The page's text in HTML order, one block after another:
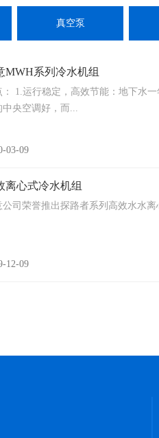
真空泵
MWH系列冷水机组
： 1.运行稳定，高效节能：地下水
中央空调好，而...
03-09
离心式冷水机组
公司荣誉推出探路者系列高效水水
12-09